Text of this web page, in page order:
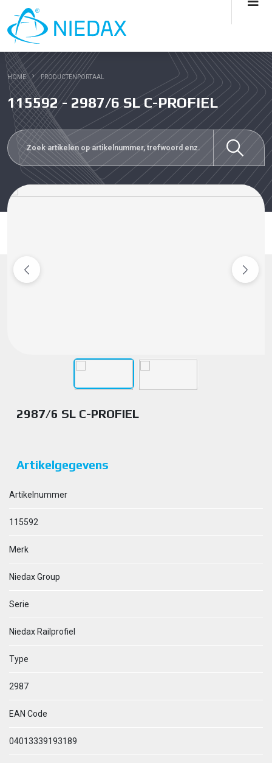
HOME PRODUCTENPORTAAL
115592 - 2987/6 SL C-PROFIEL
2987/6 SL C-PROFIEL
Artikelgegevens
Artikelnummer
115592
Merk
Niedax Group
Serie
Niedax Railprofiel
Type
2987
EAN Code
04013339193189